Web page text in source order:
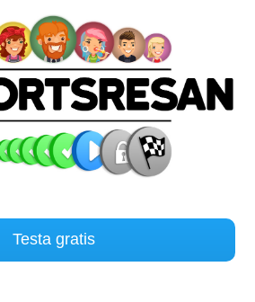
Presentkort
Language
Testa gratis